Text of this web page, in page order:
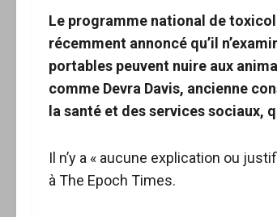
Le programme national de
récemment annoncé qu’il
portables peuvent nuire aux
comme Devra Davis, ancienne
la santé et des services
Il n’y a « aucune explication ou
à The Epoch Times.